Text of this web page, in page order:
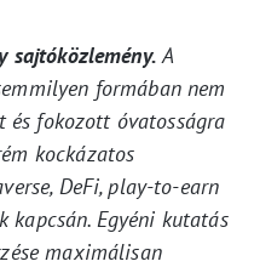
sajtóközlemény.A
formában nem
fokozott óvatosságra
kockázatos
DeFi, play-to-earn
kapcsán. Egyéni kutatás
maximálisan